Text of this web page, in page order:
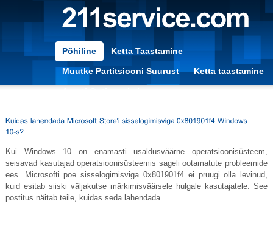
Põhiline Ketta Taastamine
Muutke Partitsiooni Suurust Ketta taastamine
Kui Windows 10 on enamasti usaldusväärne operatsioonisüsteem,
seisavad kasutajad operatsioonisüsteemis sageli ootamatute probleemide
ees. Microsofti poe sisselogimisviga 0x801901f4 ei pruugi olla levinud,
kuid esitab siiski väljakutse märkimisväärsele hulgale kasutajatele. See
postitus näitab teile, kuidas seda lahendada.